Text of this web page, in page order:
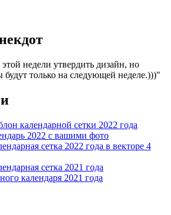
недели утвердить дизайн, но
будут только на следующей неделе.)))
календарной сетки 2022 года
2022 с вашими фото
сетка 2022 года в векторе 4
сетка 2021 года
календаря 2021 года